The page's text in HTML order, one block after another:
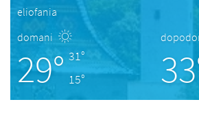
eliofania
domani
29° 31°
15°